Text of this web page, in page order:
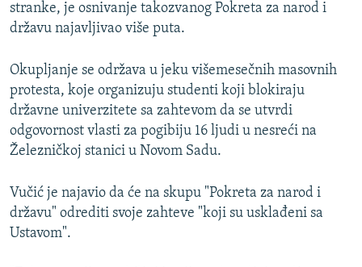
stranke, je osnivanje takozvanog Pokreta za narod i
državu najavljivao više puta.
Okupljanje se održava u jeku višemesečnih masovnih
protesta, koje organizuju studenti koji blokiraju
državne univerzitete sa zahtevom da se utvrdi
odgovornost vlasti za pogibiju 16 ljudi u nesreći na
Železničkoj stanici u Novom Sadu.
Vučić je najavio da će na skupu "Pokreta za narod i
državu" odrediti svoje zahteve "koji su usklađeni sa
Ustavom".